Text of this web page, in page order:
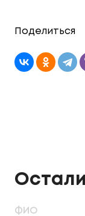
Поделиться
ФИО